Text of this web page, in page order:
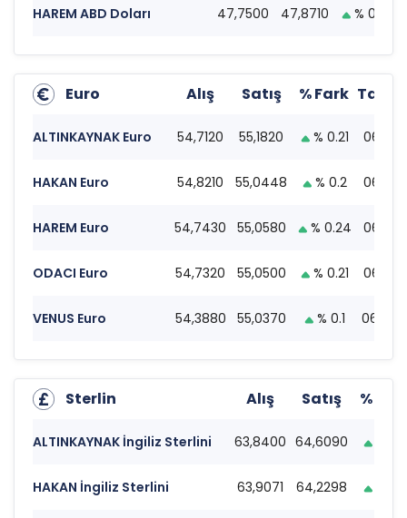
HAREM ABD Doları 47,7500 47,8710 % 0.25
Euro Alış Satış % Fark Tarih
ALTINKAYNAK Euro 54,7120 55,1820 % 0.21 06:31
HAKAN Euro 54,8210 55,0448 % 0.2 06:31
HAREM Euro 54,7430 55,0580 % 0.24 06:31
ODACI Euro 54,7320 55,0500 % 0.21 06:31
VENUS Euro 54,3880 55,0370 % 0.1 06:22
Sterlin Alış Satış %
ALTINKAYNAK İngiliz Sterlini 63,8400 64,6090
HAKAN İngiliz Sterlini 63,9071 64,2298